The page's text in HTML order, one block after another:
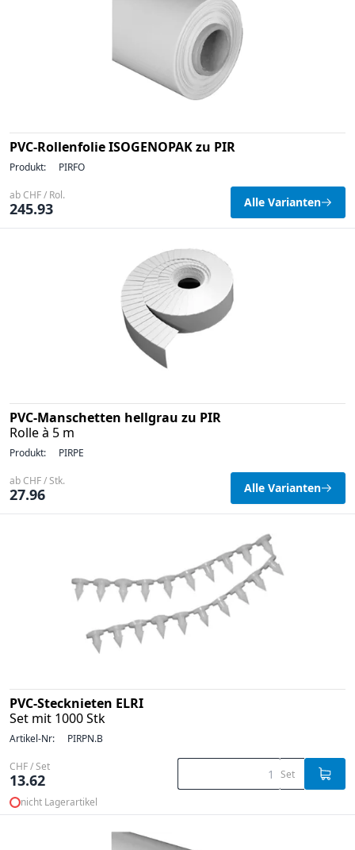
PVC-Rollenfolie ISOGENOPAK zu PIR
Produkt: PIRFO
ab CHF / Rol.
245.93 Alle Varianten
PVC-Manschetten hellgrau zu PIR
Rolle à 5 m
Produkt: PIRPE
ab CHF / Stk.
27.96 Alle Varianten
PVC-Stecknieten ELRI
Set mit 1000 Stk
Artikel-Nr: PIRPN.B
CHF / Set
13.62 Set
nicht Lagerartikel